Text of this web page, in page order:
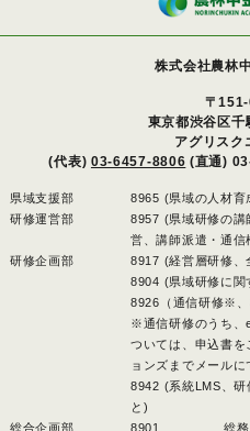
株式会社農林
〒
東京都渋谷区
アグリスク
(代表) 03-6457-8806 (直通)
県域支援部
8965 (県域の人材育
研修運営部
8957 (県域研修の講
営、講師派遣・通信
研修企画部
8917 (経営層研修、
8904 (県域研修に関
8926（通信研修※、
※通信研修のうち、
ついては、申込書を
ョンズまでメールに
8942 (系統LMS、研
と)
総合企画部
8901 、総